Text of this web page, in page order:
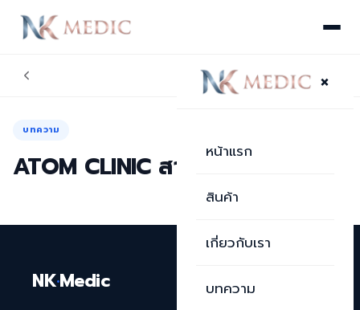
×
หน้าแรก
สินค้า
เกี่ยวกับเรา
บทความ
บทความ
ATOM CLINIC สาขาขอนแก่น
NK·Medic